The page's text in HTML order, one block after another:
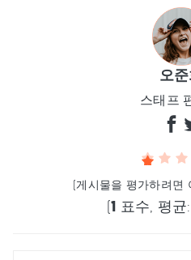
오
스태프
(게시물을 평가하려면
(1 표수, 평균: